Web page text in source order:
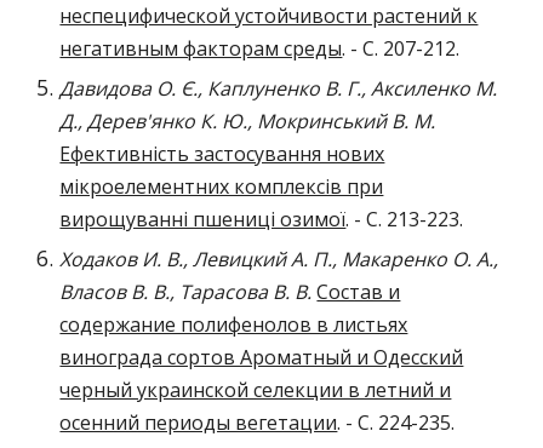
неспецифической устойчивости растений к
негативным факторам среды. - C. 207-212.
Давидова О. Є., Каплуненко В. Г., Аксиленко М.
Д., Дерев'янко К. Ю., Мокринський В. М.
Ефективність застосування нових
мікроелементних комплексів при
вирощуванні пшениці озимої. - C. 213-223.
Ходаков И. В., Левицкий А. П., Макаренко О. А.,
Власов В. В., Тарасова В. В. Состав и
содержание полифенолов в листьях
винограда сортов Ароматный и Одесский
черный украинской селекции в летний и
осенний периоды вегетации. - C. 224-235.